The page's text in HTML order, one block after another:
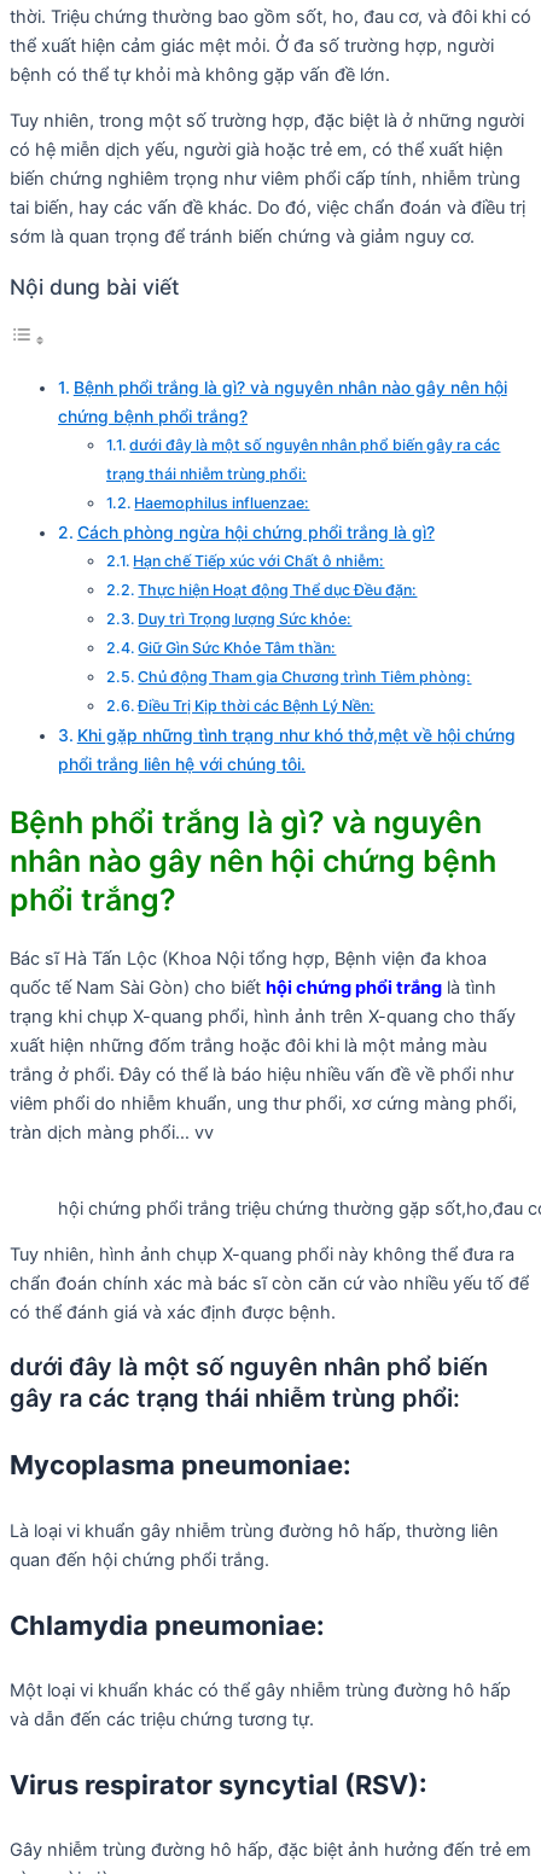
thời. Triệu chứng thường bao gồm sốt, ho, đau cơ, và đôi khi có
thể xuất hiện cảm giác mệt mỏi. Ở đa số trường hợp, người
bệnh có thể tự khỏi mà không gặp vấn đề lớn.
Tuy nhiên, trong một số trường hợp, đặc biệt là ở những người
có hệ miễn dịch yếu, người già hoặc trẻ em, có thể xuất hiện
biến chứng nghiêm trọng như viêm phổi cấp tính, nhiễm trùng
tai biến, hay các vấn đề khác. Do đó, việc chẩn đoán và điều trị
sớm là quan trọng để tránh biến chứng và giảm nguy cơ.
Nội dung bài viết
Bệnh phổi trắng là gì? và nguyên nhân nào gây nên hội
chứng bệnh phổi trắng?
dưới đây là một số nguyên nhân phổ biến gây ra các
trạng thái nhiễm trùng phổi:
Haemophilus influenzae:
Cách phòng ngừa hội chứng phổi trắng là gì?
Hạn chế Tiếp xúc với Chất ô nhiễm:
Thực hiện Hoạt động Thể dục Đều đặn:
Duy trì Trọng lượng Sức khỏe:
Giữ Gìn Sức Khỏe Tâm thần:
Chủ động Tham gia Chương trình Tiêm phòng:
Điều Trị Kịp thời các Bệnh Lý Nền:
Khi gặp những tình trạng như khó thở,mệt về hội chứng
phổi trắng liên hệ với chúng tôi.
Bệnh phổi trắng là gì? và nguyên
nhân nào gây nên hội chứng bệnh
phổi trắng?
Bác sĩ Hà Tấn Lộc (Khoa Nội tổng hợp, Bệnh viện đa khoa
quốc tế Nam Sài Gòn) cho biết hội chứng phổi trắng là tình
trạng khi chụp X-quang phổi, hình ảnh trên X-quang cho thấy
xuất hiện những đốm trắng hoặc đôi khi là một mảng màu
trắng ở phổi. Đây có thể là báo hiệu nhiều vấn đề về phổi như
viêm phổi do nhiễm khuẩn, ung thư phổi, xơ cứng màng phổi,
tràn dịch màng phổi… vv
hội chứng phổi trắng triệu chứng thường gặp sốt,ho,đau
Tuy nhiên, hình ảnh chụp X-quang phổi này không thể đưa ra
chẩn đoán chính xác mà bác sĩ còn căn cứ vào nhiều yếu tố để
có thể đánh giá và xác định được bệnh.
dưới đây là một số nguyên nhân phổ biến
gây ra các trạng thái nhiễm trùng phổi:
Mycoplasma pneumoniae:
Là loại vi khuẩn gây nhiễm trùng đường hô hấp, thường liên
quan đến hội chứng phổi trắng.
Chlamydia pneumoniae:
Một loại vi khuẩn khác có thể gây nhiễm trùng đường hô hấp
và dẫn đến các triệu chứng tương tự.
Virus respirator syncytial (RSV):
Gây nhiễm trùng đường hô hấp, đặc biệt ảnh hưởng đến trẻ em